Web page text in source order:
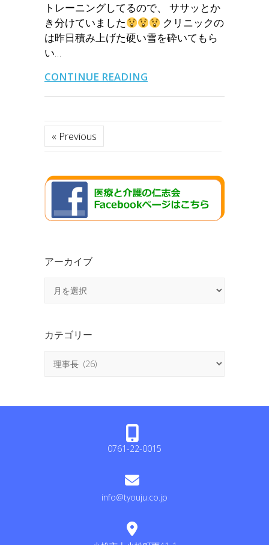
トレーニングしてるので、 ササッとか
き分けていました
クリニックの
は昨日積み上げた硬い雪を砕いてもら
い…
CONTINUE READING
« Previous
アーカイブ
ブ
カテゴリー
カ
テ
0761-22-0015
info@tyouju.co.jp